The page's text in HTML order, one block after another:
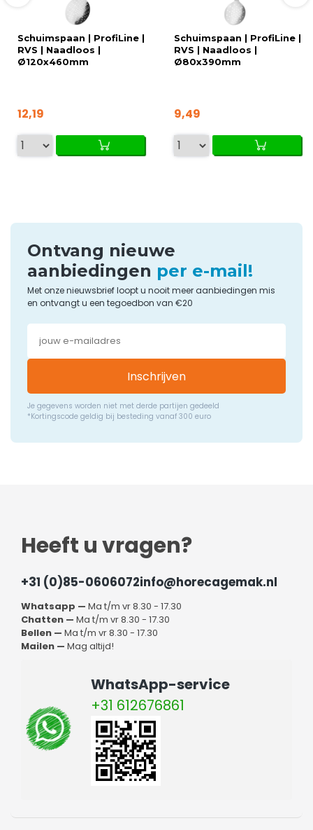
Schuimspaan | ProfiLine |
RVS | Naadloos |
Ø120x460mm
12,19
Schuimspaan | ProfiLine |
RVS | Naadloos |
Ø80x390mm
9,49
Ontvang nieuwe
aanbiedingen per e-mail!
Met onze nieuwsbrief loopt u nooit meer aanbiedingen mis
en ontvangt u een tegoedbon van €20
Inschrijven
Je gegevens worden niet met derde partijen gedeeld
*Kortingscode geldig bij besteding vanaf 300 euro
Heeft u vragen?
+31 (0)85-0606072info@horecagemak.nl
Whatsapp — Ma t/m vr 8.30 - 17.30
Chatten — Ma t/m vr 8.30 - 17.30
Bellen — Ma t/m vr 8.30 - 17.30
Mailen — Mag altijd!
WhatsApp-service
+31 612676861